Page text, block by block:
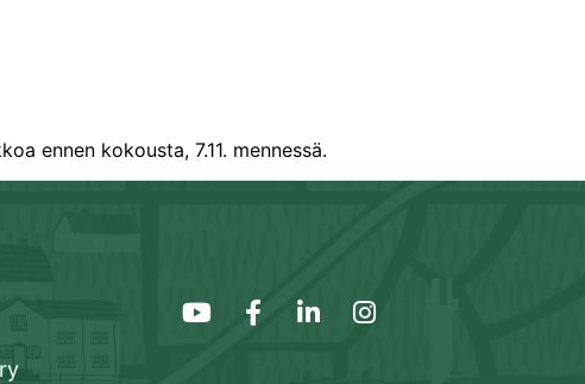
ennen kokousta, 7.11. mennessä.